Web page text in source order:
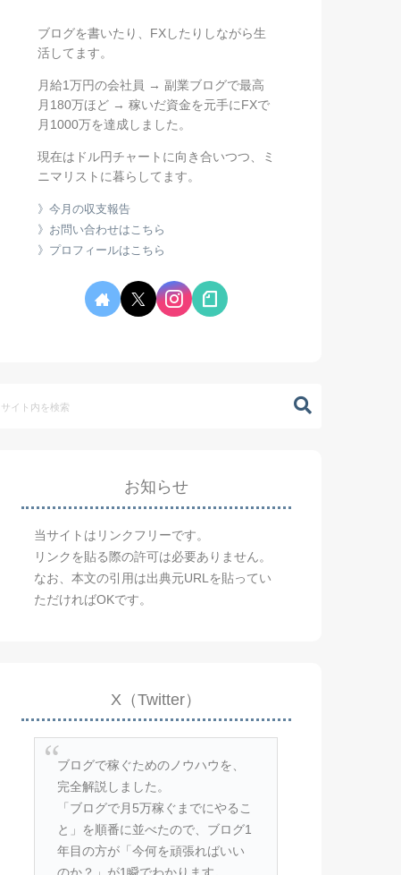
ブログを書いたり、FXしたりしながら生
活してます。
月給1万円の会社員 → 副業ブログで最高
月180万ほど → 稼いだ資金を元手にFXで
月1000万を達成しました。
現在はドル円チャートに向き合いつつ、ミ
ニマリストに暮らしてます。
》今月の収支報告
》お問い合わせはこちら
》プロフィールはこちら
お知らせ
当サイトはリンクフリーです。
リンクを貼る際の許可は必要ありません。
なお、本文の引用は出典元URLを貼ってい
ただければOKです。
X（Twitter）
ブログで稼ぐためのノウハウを、
完全解説しました。
「ブログで月5万稼ぐまでにやるこ
と」を順番に並べたので、ブログ1
年目の方が「今何を頑張ればいい